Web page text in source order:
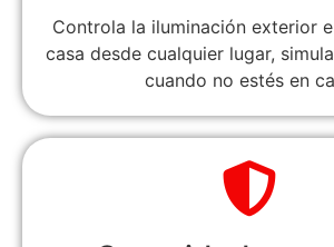
Controla la iluminación exterior
casa desde cualquier lugar,
cuando no estés en